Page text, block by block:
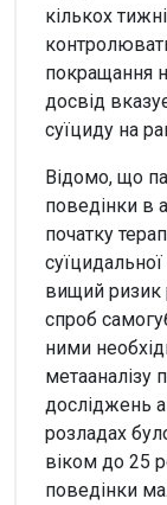
кількох
покращання
досвід
суїциду на
Відомо, що
поведінки в
початку
вищий ризик
спроб
ними
метааналізу
досліджень
розладах
віком до 25
поведінки